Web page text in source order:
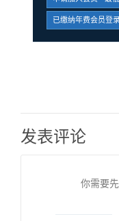
已缴纳年费会员登
发表评论
你需要先